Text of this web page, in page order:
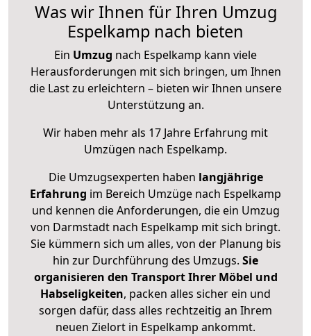
Was wir Ihnen für Ihren Umzug
Espelkamp nach bieten
Ein Umzug nach Espelkamp kann viele
Herausforderungen mit sich bringen, um Ihnen
die Last zu erleichtern – bieten wir Ihnen unsere
Unterstützung an.
Wir haben mehr als 17 Jahre Erfahrung mit
Umzügen nach Espelkamp.
Die Umzugsexperten haben langjährige
Erfahrung im Bereich Umzüge nach Espelkamp
und kennen die Anforderungen, die ein Umzug
von Darmstadt nach Espelkamp mit sich bringt.
Sie kümmern sich um alles, von der Planung bis
hin zur Durchführung des Umzugs. Sie
organisieren den Transport Ihrer Möbel und
Habseligkeiten, packen alles sicher ein und
sorgen dafür, dass alles rechtzeitig an Ihrem
neuen Zielort in Espelkamp ankommt.